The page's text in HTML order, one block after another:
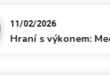
výkonem: